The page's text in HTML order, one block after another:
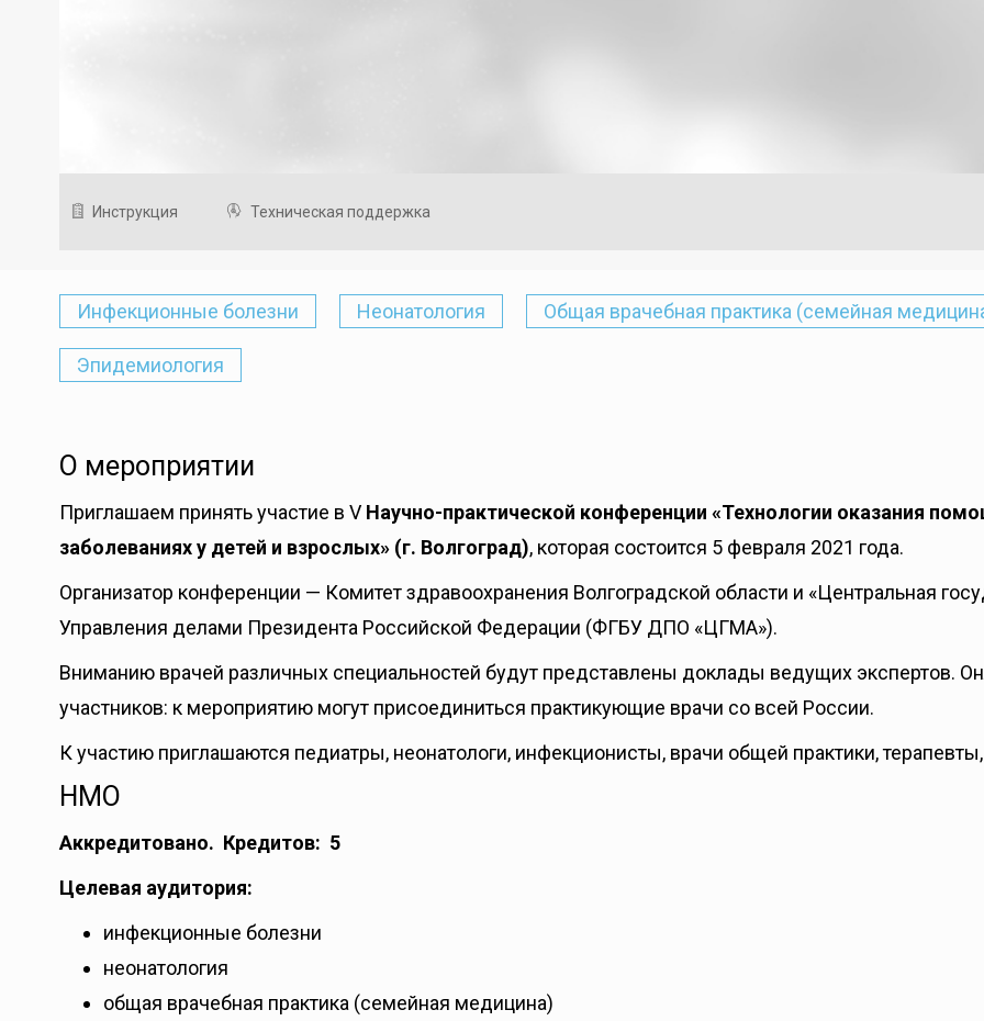
Инструкция Техническая поддержка
Инфекционные болезни Неонатология Общая врачебная практика (семейная
Эпидемиология
О мероприятии
Приглашаем принять участие в V Научно-практической конференции «Технологии оказания
заболеваниях у детей и взрослых» (г. Волгоград), которая состоится 5 февраля 2021 года.
Организатор конференции — Комитет здравоохранения Волгоградской области и «Центральная
Управления делами Президента Российской Федерации (ФГБУ ДПО «ЦГМА»).
Вниманию врачей различных специальностей будут представлены доклады ведущих экспертов.
участников: к мероприятию могут присоединиться практикующие врачи со всей России.
К участию приглашаются педиатры, неонатологи, инфекционисты, врачи общей практики,
НМО
Аккредитовано. Кредитов: 5
Целевая аудитория:
инфекционные болезни
неонатология
общая врачебная практика (семейная медицина)